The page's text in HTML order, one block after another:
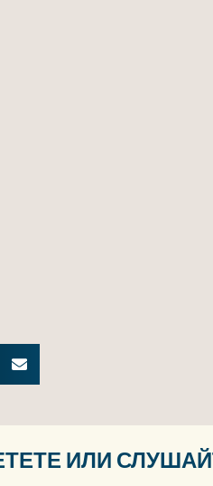
ИЛИ